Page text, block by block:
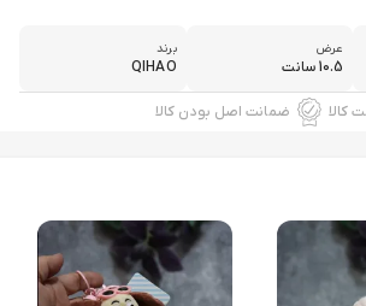
عرض
10.5 سانت
برند
QIHAO
ضمانت اصل بودن کالا